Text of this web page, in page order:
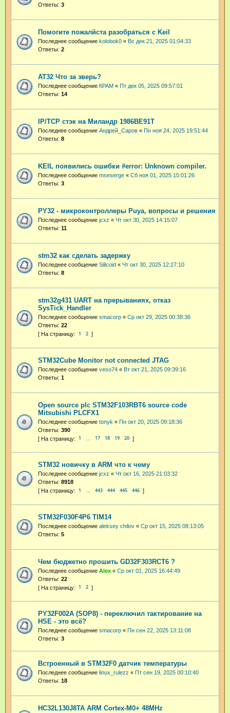
Ответы: 3
Помогите пожалйста разобраться с Keil
Последнее сообщение kolobok0 « Вс дек 21, 2025 01:04:33
Ответы: 2
AT32 Что за зверь?
Последнее сообщение КРАМ « Пт дек 05, 2025 09:57:01
Ответы: 14
IP/TCP стэк на Миландр 1986ВЕ91Т
Последнее сообщение Андрей_Саров « Пн ноя 24, 2025 19:51:44
Ответы: 8
KEIL появились ошибки #error: Unknown compiler.
Последнее сообщение mseserge « Сб ноя 01, 2025 15:01:26
Ответы: 3
PY32 - микроконтроллеры Puya, вопросы и решения
Последнее сообщение jcxz « Чт окт 30, 2025 14:15:07
Ответы: 11
stm32 как сделать задержку
Последнее сообщение Silicoid « Чт окт 30, 2025 12:27:10
Ответы: 8
stm32g431 UART на прерываниях, отказ
SysTick_Handler
Последнее сообщение smacorp « Ср окт 29, 2025 00:38:36
Ответы: 22
1 2
STM32Cube Monitor not connected JTAG
Последнее сообщение veso74 « Вт окт 21, 2025 09:39:16
Ответы: 1
Open source plc STM32F103RBT6 source code
Mitsubishi PLCFX1
Последнее сообщение tonyk « Пн окт 20, 2025 09:18:36
Ответы: 390
1 17 18 19 20
STM32 новичку в ARM что к чему
Последнее сообщение jcxz « Чт окт 16, 2025 21:03:32
Ответы: 8918
1 … 443 444 445 446
STM32F030F4P6 TIM14
Последнее сообщение aleksey chilov « Ср окт 15, 2025 08:13:05
Ответы: 5
Чем бюджетно прошить GD32F303RCT6 ?
Последнее сообщение Аlex « Ср окт 01, 2025 16:44:49
Ответы: 22
1 2
PY32F002A (SOP8) - переключил тактирование на
HSE - это всё?
Последнее сообщение smacorp « Пн сен 22, 2025 13:11:08
Ответы: 3
Встроенный в STM32F0 датчик температуры
Последнее сообщение linux_rulezz « Пт сен 19, 2025 00:10:40
Ответы: 18
HC32L130J8TA ARM Cortex-M0+ 48MHz